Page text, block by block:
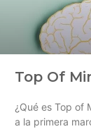
Top Of
¿Qué es Top of
a la primera